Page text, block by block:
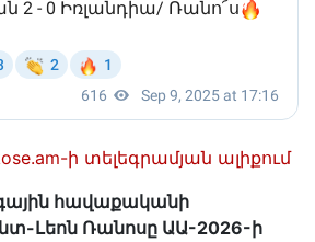
ի տելեգրամյան ալիքում
հավաքականի
Լեոն Ռանոսը ԱԱ-2026-ի